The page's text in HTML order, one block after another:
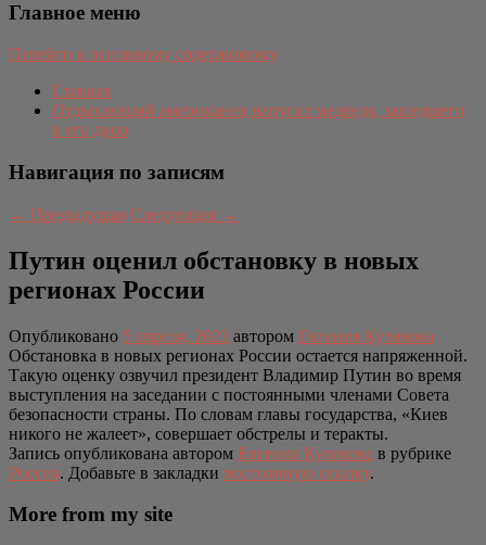
Главное меню
Перейти к основному содержимому
Главная
Отдыхающий американец напугал медведя, зашедшего
в его двор
Навигация по записям
← Предыдущая Следующая →
Путин оценил обстановку в новых
регионах России
Опубликовано 5 апреля, 2023 автором Евгения Куликова
Обстановка в новых регионах России остается напряженной.
Такую оценку озвучил президент Владимир Путин во время
выступления на заседании с постоянными членами Совета
безопасности страны. По словам главы государства, «Киев
никого не жалеет», совершает обстрелы и теракты.
Запись опубликована автором Евгения Куликова в рубрике
Россия. Добавьте в закладки постоянную ссылку.
More from my site